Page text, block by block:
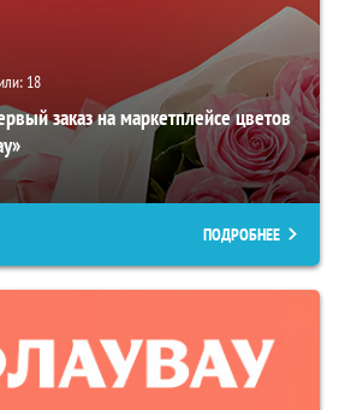
18
заказ на маркетплейсе цветов
ПОДРОБНЕЕ